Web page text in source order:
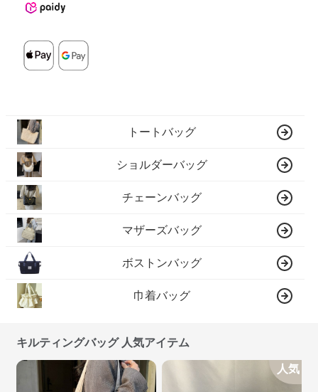
トートバッグ
ショルダーバッグ
チェーンバッグ
マザーズバッグ
ボストンバッグ
巾着バッグ
キルティングバッグ 人気アイテム
人気